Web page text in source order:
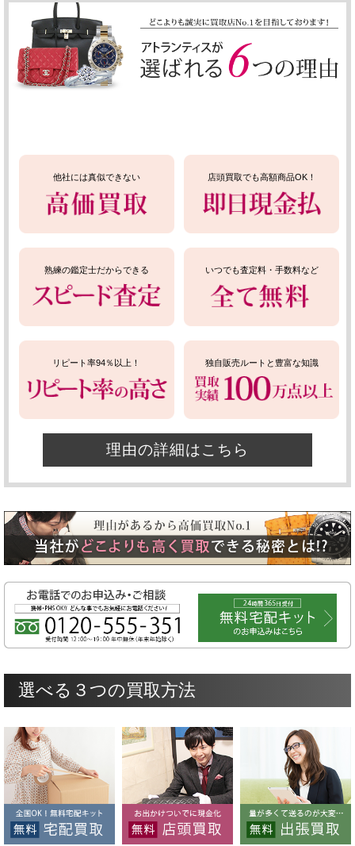
他社には真似できない 店頭買取でも高額商品OK！
熟練の鑑定士だからできる いつでも査定料・手数料など
リピート率94％以上！ 独自販売ルートと豊富な知識
理由の詳細はこちら
選べる３つの買取方法